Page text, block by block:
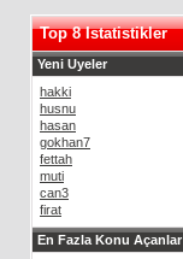
Top 8 Istatistikler
Yeni Uyeler
hakki
husnu
hasan
gokhan7
fettah
muti
can3
firat
En Fazla Konu Açanlar